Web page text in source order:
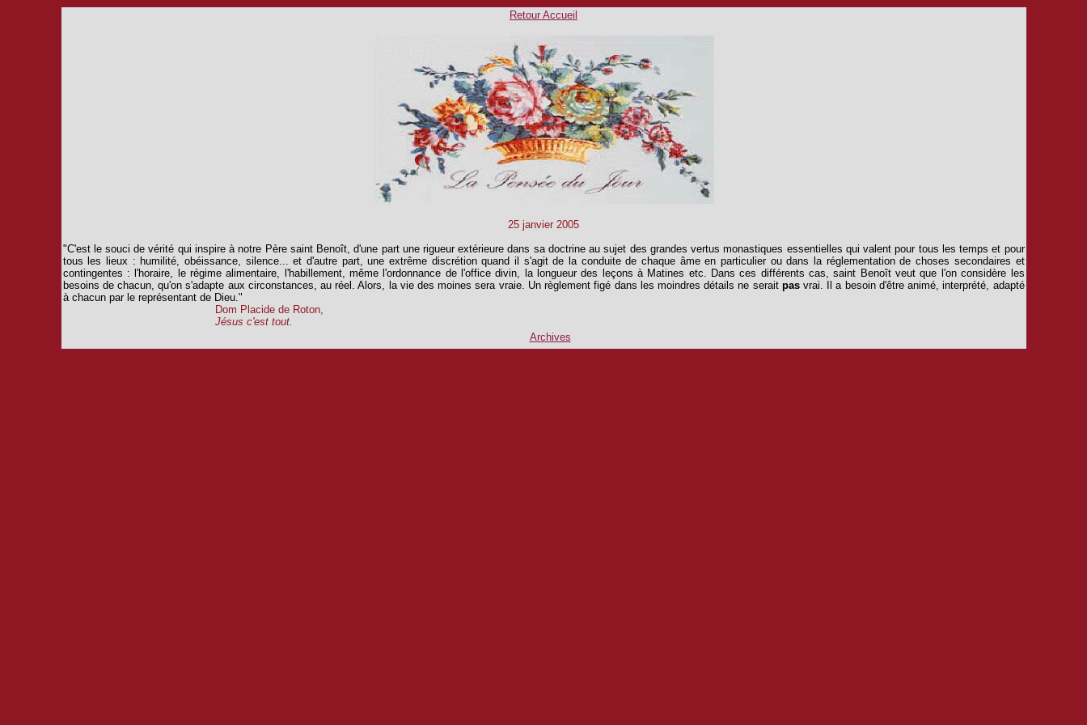
Retour Accueil
25 janvier 2005
"C'est le souci de vérité qui inspire à notre Père saint Benoît, d'une part une rigueur extérieure dans sa doctrine au sujet des grandes vertus monastiques essentielles qui valent pour tous les temps et pour
tous les lieux : humilité, obéissance, silence... et d'autre part, une extrême discrétion quand il s'agit de la conduite de chaque âme en particulier ou dans la réglementation de choses secondaires et
contingentes : l'horaire, le régime alimentaire, l'ha­billement, même l'ordonnance de l'office divin, la longueur des leçons à Matines etc. Dans ces diffé­rents cas, saint Benoît veut que l'on considère les
besoins de chacun, qu'on s'adapte aux circonstan­ces, au réel. Alors, la vie des moines sera vraie. Un règlement figé dans les moindres détails ne serait pasvrai. Il a besoin d'être animé, interprété, adapté
à chacun par le représentant de Dieu."
Dom Placide de Roton,
Jésus c'est tout.
Archives